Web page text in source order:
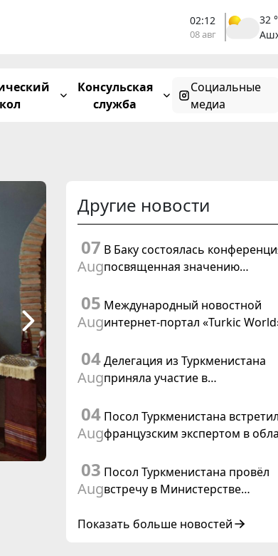
02:12
08 авг
32
Консульская
служба
Социальные
медиа
Другие новости
07
Aug
В Баку состоялась
посвященная значению
Маслахаты Туркменистана и
резолюции ООН «Год
05
Aug
Международный новостной
интернет-портал «Turkic
подготовки и проведения
заседания Халк Маслахаты
04
Aug
Делегация из Туркменистана
приняла участие в
цифровому коридору CAREC в
Исламабаде
04
Aug
Посол Туркменистана
французским экспертом в
03
Aug
Посол Туркменистана провёл
встречу в Министерстве
Показать больше новостей